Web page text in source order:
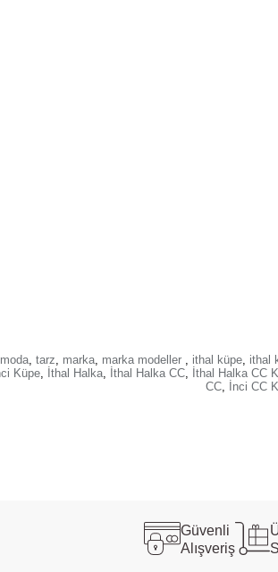
moda, tarz, marka, marka modeller , ithal küpe, ithal
Küpe, İthal Halka, İthal Halka CC, İthal Halka CC
CC, İnci CC
Güvenli
Alışveriş